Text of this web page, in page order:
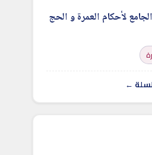
لأحكام العمرة و الحج
←